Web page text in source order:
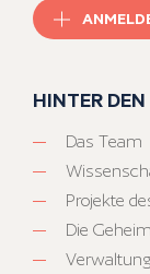
HINTER
Das Team
Projekte
Die